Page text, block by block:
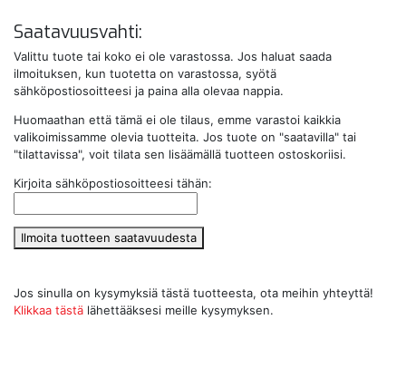
Saatavuusvahti:
Valittu tuote tai koko ei ole varastossa. Jos haluat saada
ilmoituksen, kun tuotetta on varastossa, syötä
sähköpostiosoitteesi ja paina alla olevaa nappia.
Huomaathan että tämä ei ole tilaus, emme varastoi kaikkia
valikoimissamme olevia tuotteita. Jos tuote on "saatavilla" tai
"tilattavissa", voit tilata sen lisäämällä tuotteen ostoskoriisi.
Kirjoita sähköpostiosoitteesi tähän:
Ilmoita tuotteen saatavuudesta
Jos sinulla on kysymyksiä tästä tuotteesta, ota meihin yhteyttä!
Klikkaa tästä lähettääksesi meille kysymyksen.